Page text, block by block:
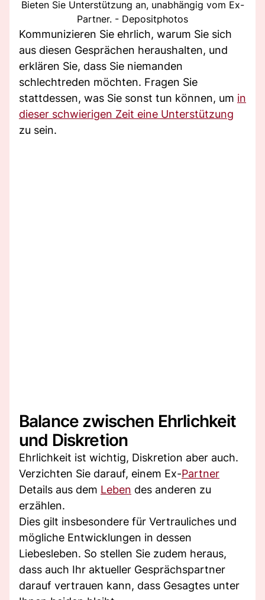
Bieten Sie Unterstützung an, unabhängig vom Ex-
Partner. - Depositphotos
Kommunizieren Sie ehrlich, warum Sie sich
aus diesen Gesprächen heraushalten, und
erklären Sie, dass Sie niemanden
schlechtreden möchten. Fragen Sie
stattdessen, was Sie sonst tun können, um in
dieser schwierigen Zeit eine Unterstützung
zu sein.
Balance zwischen Ehrlichkeit
und Diskretion
Ehrlichkeit ist wichtig, Diskretion aber auch.
Verzichten Sie darauf, einem Ex-Partner
Details aus dem Leben des anderen zu
erzählen.
Dies gilt insbesondere für Vertrauliches und
mögliche Entwicklungen in dessen
Liebesleben. So stellen Sie zudem heraus,
dass auch Ihr aktueller Gesprächspartner
darauf vertrauen kann, dass Gesagtes unter